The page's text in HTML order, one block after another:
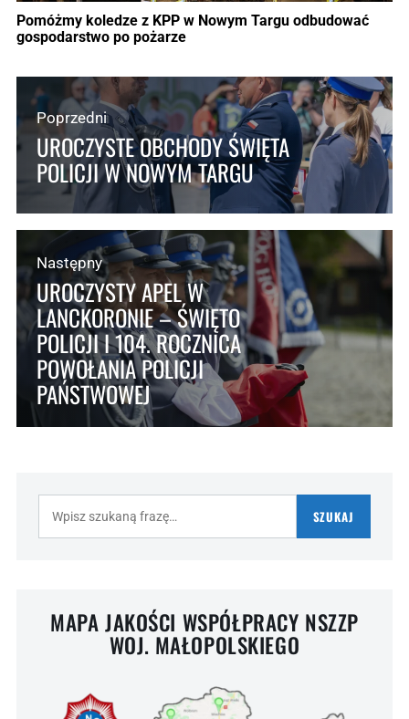
Pomóżmy koledze z KPP w Nowym Targu odbudować
gospodarstwo po pożarze
Poprzedni
UROCZYSTE OBCHODY ŚWIĘTA
POLICJI W NOWYM TARGU
Następny
UROCZYSTY APEL W
LANCKORONIE – ŚWIĘTO
POLICJI I 104. ROCZNICA
POWOŁANIA POLICJI
PAŃSTWOWEJ
SZUKAJ
MAPA JAKOŚCI WSPÓŁPRACY NSZZP
WOJ. MAŁOPOLSKIEGO